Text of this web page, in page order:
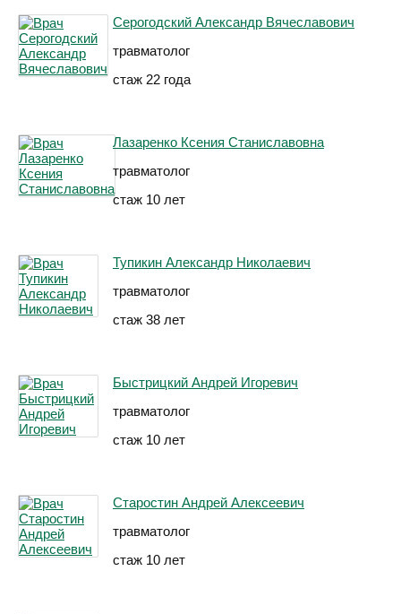
Серогодский Александр Вячеславович
травматолог
стаж 22 года
Лазаренко Ксения Станиславовна
травматолог
стаж 10 лет
Тупикин Александр Николаевич
травматолог
стаж 38 лет
Быстрицкий Андрей Игоревич
травматолог
стаж 10 лет
Старостин Андрей Алексеевич
травматолог
стаж 10 лет